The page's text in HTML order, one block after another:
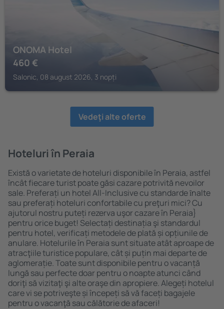
ONOMA Hotel
460 €
Salonic, 08 august 2026, 3 nopți
Vedeţi alte oferte
Hoteluri în Peraia
Există o varietate de hoteluri disponibile în Peraia, astfel
încât fiecare turist poate găsi cazare potrivită nevoilor
sale. Preferați un hotel All-Inclusive cu standarde ȋnalte
sau preferați hoteluri confortabile cu preţuri mici? Cu
ajutorul nostru puteți rezerva uşor cazare în Peraia}
pentru orice buget! Selectați destinația şi standardul
pentru hotel, verificați metodele de plată și opțiunile de
anulare. Hotelurile în Peraia sunt situate atât aproape de
atracţiile turistice populare, cât și puțin mai departe de
aglomerație. Toate sunt disponibile pentru o vacanță
lungă sau perfecte doar pentru o noapte atunci când
doriţi să vizitaţi şi alte oraşe din apropiere. Alegeți hotelul
care vi se potriveşte și începeți să vă faceți bagajele
pentru o vacanţă sau călătorie de afaceri!